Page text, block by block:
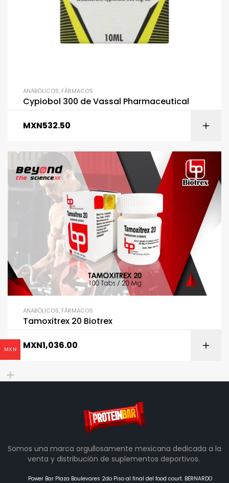
ANABÓLICOS, FÁRMACOS
Cypiobol 300 de Vassal Pharmaceutical
MXN532.50
ANABÓLICOS, FÁRMACOS
Tamoxitrex 20 Biotrex
MXN1,036.00
Somos una marca orgullosamente mexicana dedicada a la
venta y distribución de suplementos deportivos.
Power Bar Plaza Boulevares 2do Piso al final del food court. BERNARDO
MXN